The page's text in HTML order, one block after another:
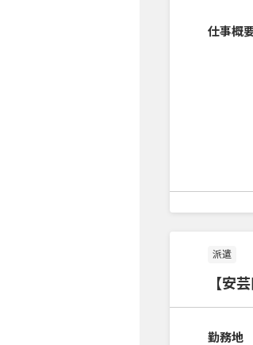
仕事概
派遣
【安
勤務地